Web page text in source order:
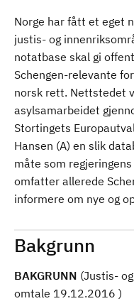
Norge har fått et eget
justis- og
notatbase skal gi
Schengen-relevante
norsk rett. Nettstedet
asylsamarbeidet
Stortingets
Hansen (A) en slik
måte som
omfatter allerede
informere om nye og
Bakgrunn
BAKGRUNN (Justis-
omtale 19.12.2016 )